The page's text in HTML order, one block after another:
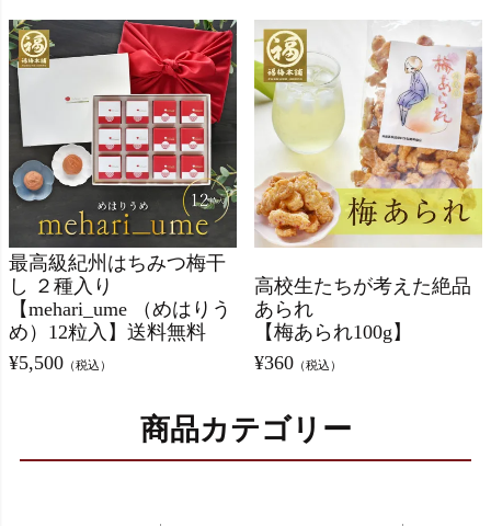
最高級紀州はちみつ梅干
し ２種入り
【mehari_ume （めはりう
め）12粒入】送料無料
¥5,500 （税込）
高校生たちが考えた絶品
あられ
【梅あられ100g】
¥360 （税込）
商品カテゴリー